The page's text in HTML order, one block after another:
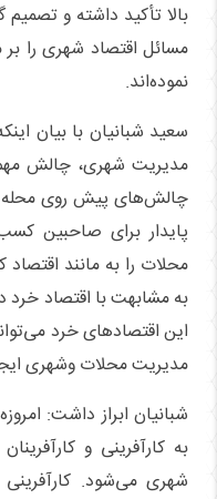
بالا تأکید داشته و
مسائل اقتصاد شهری را بر
نموده‌اند.
سعید شبانیان با بیان
مدیریت شهری، چالش
چالش‌های پیش روی
پایدار برای صاحبین
محلات را به مانند
به مشابهت با اقتصاد خرد
این اقتصادهای خرد
مدیریت محلات وشهری
شبانیان ابراز داشت:
به کارآفرینی و
شهری می‌شود.